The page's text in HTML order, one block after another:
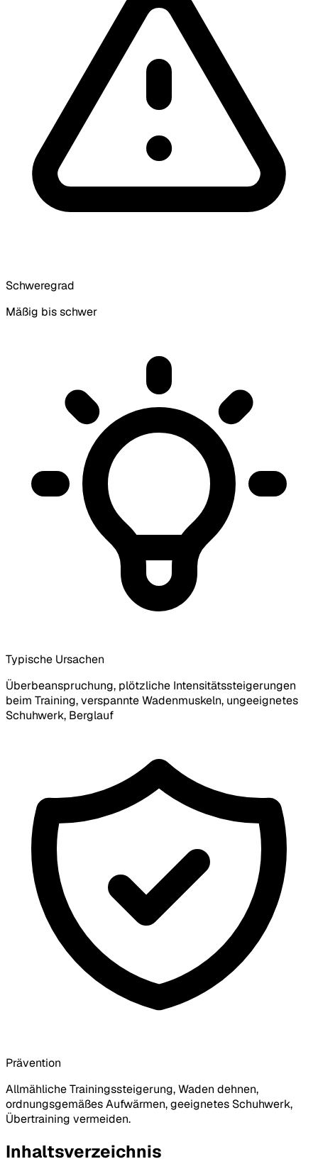
Schweregrad
Mäßig bis schwer
Typische Ursachen
Überbeanspruchung, plötzliche Intensitätssteigerungen
beim Training, verspannte Wadenmuskeln, ungeeignetes
Schuhwerk, Berglauf
Prävention
Allmähliche Trainingssteigerung, Waden dehnen,
ordnungsgemäßes Aufwärmen, geeignetes Schuhwerk,
Übertraining vermeiden.
Inhaltsverzeichnis